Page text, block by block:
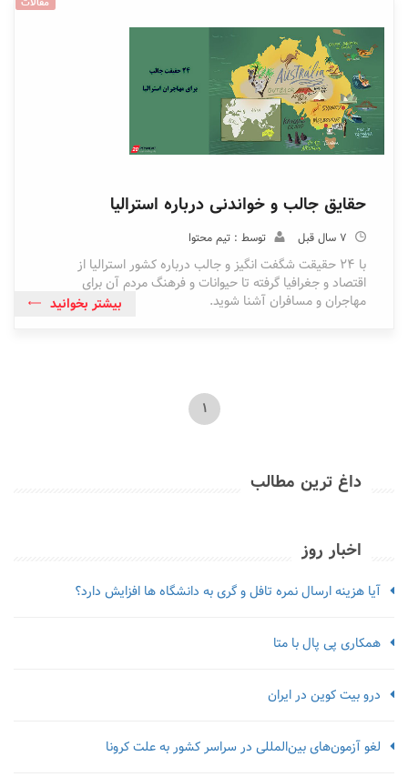
حقایق جالب و خواندنی درباره استرالیا
7 سال قبل توسط : تیم محتوا
با ۲۴ حقیقت شگفت انگیز و جالب درباره کشور استرالیا از
اقتصاد و جغرافیا گرفته تا حیوانات و فرهنگ مردم آن برای
مهاجران و مسافران آشنا شوید.
بیشتر بخوانید
1
داغ ترین مطالب
اخبار روز
آیا هزینه ارسال نمره تافل و گری به دانشگاه ها افزایش دارد؟
همکاری پی پال با متا
درو بیت کوین در ایران
لغو آزمون‌‌های بین‌المللی در سراسر کشور به علت کرونا